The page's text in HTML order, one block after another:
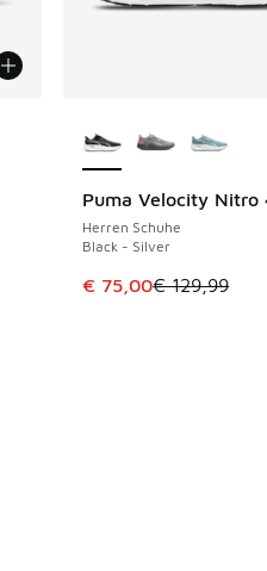
Preis ist von € 129,99 auf €
Puma Velocity Nitro
Herren Schuhe
Black - Silver
Dieser Artikel ist im
€ 75,00€ 129,99
SPARE 54 €